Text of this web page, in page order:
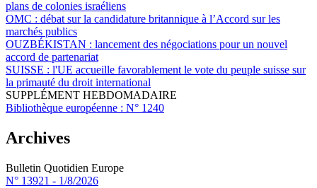
plans de colonies israéliens
OMC : débat sur la candidature britannique à l’Accord sur les
marchés publics
OUZBÉKISTAN : lancement des négociations pour un nouvel
accord de partenariat
SUISSE : l'UE accueille favorablement le vote du peuple suisse sur
la primauté du droit international
SUPPLÉMENT HEBDOMADAIRE
Bibliothèque européenne : N° 1240
Archives
Bulletin Quotidien Europe
N° 13921 - 1/8/2026